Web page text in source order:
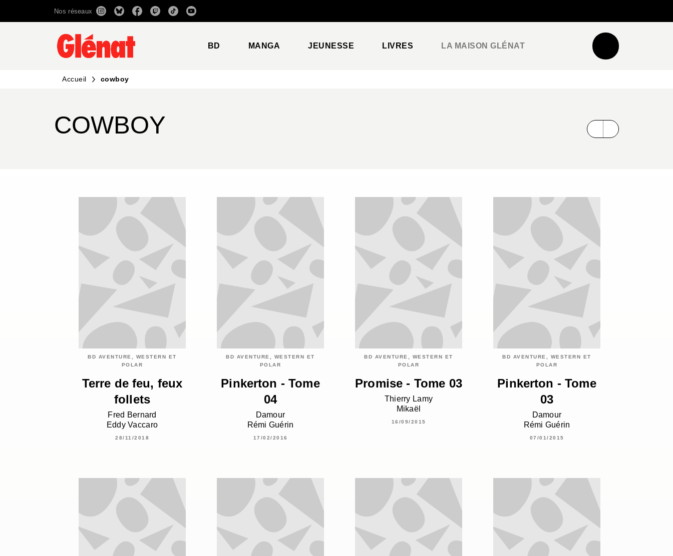
RECHERCHE CONTENU
Nos réseaux
BD MANGA JEUNESSE LIVRES LA MAISON GLÉNAT
Accueil cowboy
COWBOY
BD AVENTURE, WESTERN ET
POLAR
Terre de feu, feux
follets
Fred Bernard
Eddy Vaccaro
28/11/2018
BD AVENTURE, WESTERN ET
POLAR
Pinkerton - Tome
04
Damour
Rémi Guérin
17/02/2016
BD AVENTURE, WESTERN ET
POLAR
Promise - Tome 03
Thierry Lamy
Mikaël
16/09/2015
BD AVENTURE, WESTERN ET
POLAR
Pinkerton - Tome
03
Damour
Rémi Guérin
07/01/2015